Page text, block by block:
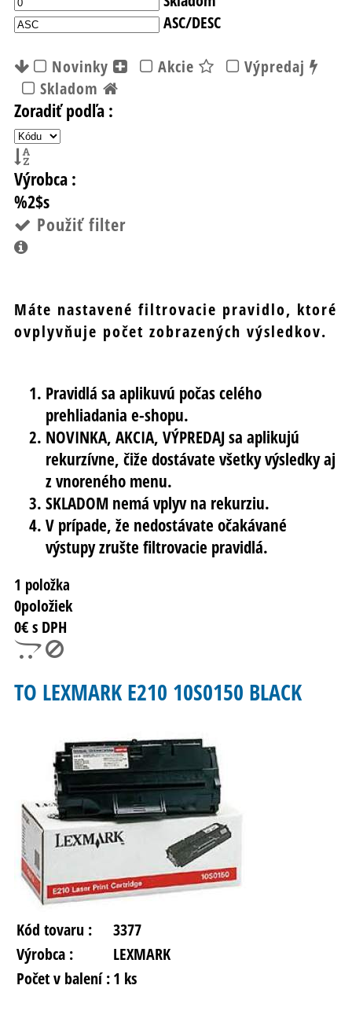
ASC/DESC
Novinky
Akcie
Výpredaj
Skladom
Zoradiť podľa :
Výrobca :
%2$s
Použiť filter
Máte nastavené filtrovacie pravidlo, ktoré
ovplyvňuje počet zobrazených výsledkov.
Pravidlá sa aplikuvú počas celého
prehliadania e-shopu.
NOVINKA, AKCIA, VÝPREDAJ sa aplikujú
rekurzívne, čiže dostávate všetky výsledky aj
z vnoreného menu.
SKLADOM nemá vplyv na rekurziu.
V prípade, že nedostávate očakávané
výstupy zrušte filtrovacie pravidlá.
1 položka
0položiek
0€ s DPH
TO LEXMARK E210 10S0150 BLACK
Kód tovaru :
3377
Výrobca :
LEXMARK
Počet v balení :1 ks